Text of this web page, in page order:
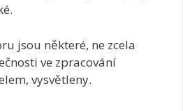
jsou některé, ne zcela
ve zpracování
vysvětleny.